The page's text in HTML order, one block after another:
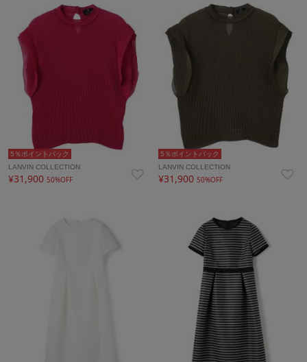
5％ポイントバック
LANVIN COLLECTION
¥31,900 50%OFF
5％ポイントバック
LANVIN COLLECTION
¥31,90050%OFF